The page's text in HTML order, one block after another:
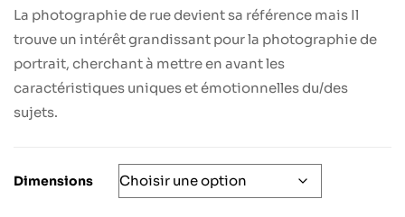
La photographie de rue devient sa référence mais Il
trouve un intérêt grandissant pour la photographie de
portrait, cherchant à mettre en avant les
caractéristiques uniques et émotionnelles du/des
sujets.
Dimensions